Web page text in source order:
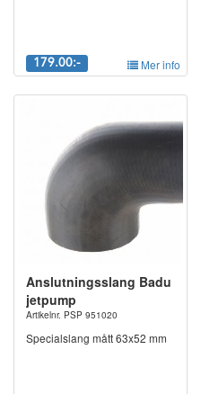
179.00:- Mer info
Anslutningsslang Badu
jetpump
Artikelnr. PSP 951020
Specialslang mått 63x52 mm